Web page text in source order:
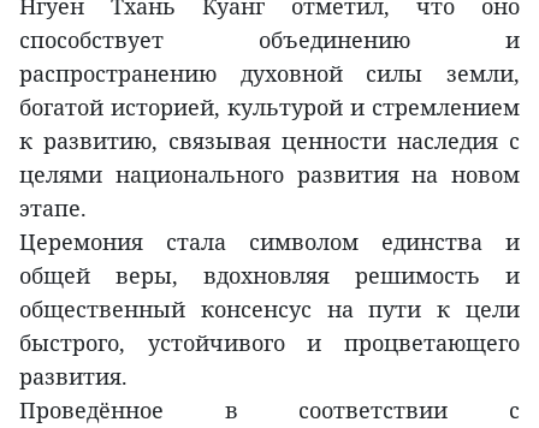
способствует объединению и
распространению духовной силы земли,
богатой историей, культурой и стремлением
к развитию, связывая ценности наследия с
целями национального развития на новом
этапе.
Церемония стала символом единства и
общей веры, вдохновляя решимость и
общественный консенсус на пути к цели
быстрого, устойчивого и процветающего
развития.
Проведённое в соответствии с